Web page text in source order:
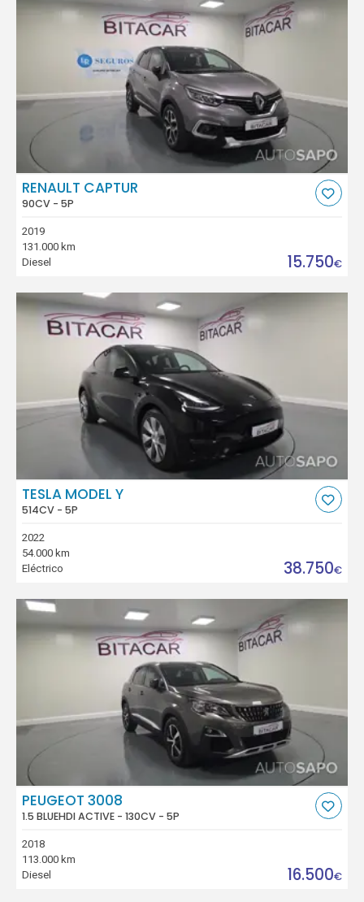
RENAULT CAPTUR
90CV - 5P
2019
131.000 km
Diesel
15.750€
TESLA MODEL Y
514CV - 5P
2022
54.000 km
Eléctrico
38.750€
PEUGEOT 3008
1.5 BLUEHDI ACTIVE - 130CV - 5P
2018
113.000 km
Diesel
16.500€